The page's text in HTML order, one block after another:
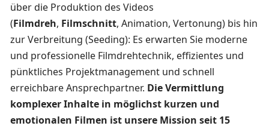
über die Produktion des Videos
(Filmdreh, Filmschnitt, Animation, Vertonung) bis hin
zur Verbreitung (Seeding): Es erwarten Sie moderne
und professionelle Filmdrehtechnik, effizientes und
pünktliches Projektmanagement und schnell
erreichbare Ansprechpartner. Die Vermittlung
komplexer Inhalte in möglichst kurzen und
emotionalen Filmen ist unsere Mission seit 15